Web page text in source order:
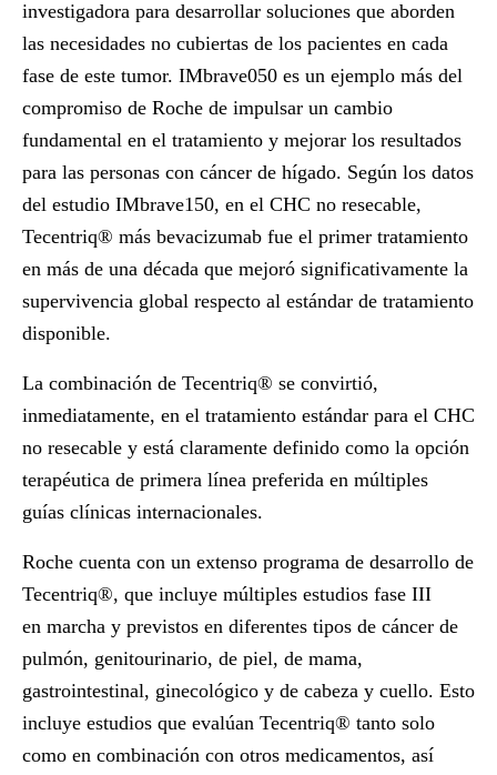
investigadora para desarrollar soluciones que aborden
las necesidades no cubiertas de los pacientes en cada
fase de este tumor. IMbrave050 es un ejemplo más del
compromiso de Roche de impulsar un cambio
fundamental en el tratamiento y mejorar los resultados
para las personas con cáncer de hígado. Según los datos
del estudio IMbrave150, en el CHC no resecable,
Tecentriq® más bevacizumab fue el primer tratamiento
en más de una década que mejoró significativamente la
supervivencia global respecto al estándar de tratamiento
disponible.
La combinación de Tecentriq® se convirtió,
inmediatamente, en el tratamiento estándar para el CHC
no resecable y está claramente definido como la opción
terapéutica de primera línea preferida en múltiples
guías clínicas internacionales.
Roche cuenta con un extenso programa de desarrollo de
Tecentriq®, que incluye múltiples estudios fase III
en marcha y previstos en diferentes tipos de cáncer de
pulmón, genitourinario, de piel, de mama,
gastrointestinal, ginecológico y de cabeza y cuello. Esto
incluye estudios que evalúan Tecentriq® tanto solo
como en combinación con otros medicamentos, así